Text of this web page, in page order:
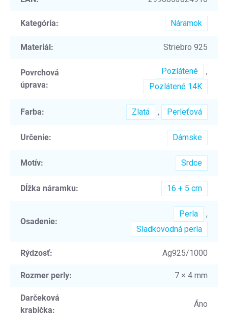
Kategória: Náramok
Materiál: Striebro 925
Povrchová
úprava:
Pozlátené
,
Pozlátené 14K
Farba: Zlatá , Perleťová
Určenie: Dámske
Motív: Srdce
Dĺžka náramku: 16 + 5 cm
Osadenie:
Perla
,
Sladkovodná perla
Rýdzosť: Ag925/1000
Rozmer perly: 7 × 4 mm
Darčeková
krabička:
Áno